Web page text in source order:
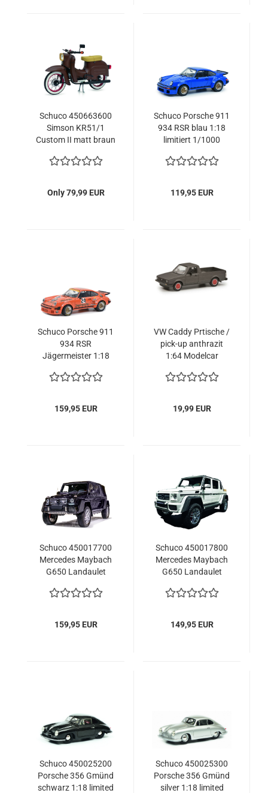
Schuco 450663600
Simson KR51/1
Custom II matt braun
Motorradmodell
Only 79,99 EUR
Schuco Porsche 911
934 RSR blau 1:18
limitiert 1/1000
450034100
119,95 EUR
Schuco Porsche 911
934 RSR
Jägermeister 1:18
Modellauto
159,95 EUR
VW Caddy Prtische /
pick-up anthrazit
1:64 Modelcar
19,99 EUR
Schuco 450017700
Mercedes Maybach
G650 Landaulet
1/750 Modelcar
159,95 EUR
Schuco 450017800
Mercedes Maybach
G650 Landaulet
1/750 Modellauto
149,95 EUR
Schuco 450025200
Porsche 356 Gmünd
schwarz 1:18 limited
Schuco 450025300
Porsche 356 Gmünd
silver 1:18 limited